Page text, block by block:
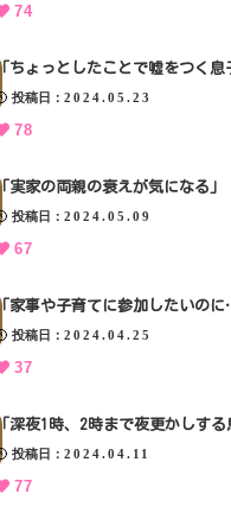
74
「ちょっとしたことで嘘をつく息
投稿日 2024.05.23
78
「実家の両親の衰えが気になる」
投稿日 2024.05.09
67
「家事や子育てに参加したいの
投稿日 2024.04.25
37
「深夜1時、2時まで夜更かしする
投稿日 2024.04.11
77